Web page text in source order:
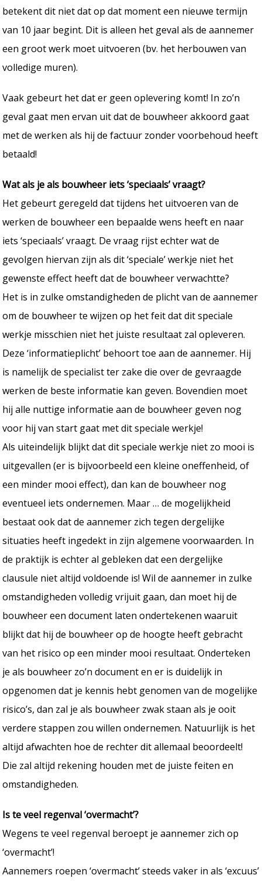
betekent dit niet dat op dat moment een nieuwe termijn
van 10 jaar begint. Dit is alleen het geval als de aannemer
een groot werk moet uitvoeren (bv. het herbouwen van
volledige muren).
Vaak gebeurt het dat er geen oplevering komt! In zo’n
geval gaat men ervan uit dat de bouwheer akkoord gaat
met de werken als hij de factuur zonder voorbehoud heeft
betaald!
Wat als je als bouwheer iets ‘speciaals’ vraagt?
Het gebeurt geregeld dat tijdens het uitvoeren van de
werken de bouwheer een bepaalde wens heeft en naar
iets ‘speciaals’ vraagt. De vraag rijst echter wat de
gevolgen hiervan zijn als dit ‘speciale’ werkje niet het
gewenste effect heeft dat de bouwheer verwachtte?
Het is in zulke omstandigheden de plicht van de aannemer
om de bouwheer te wijzen op het feit dat dit speciale
werkje misschien niet het juiste resultaat zal opleveren.
Deze ‘informatieplicht’ behoort toe aan de aannemer. Hij
is namelijk de specialist ter zake die over de gevraagde
werken de beste informatie kan geven. Bovendien moet
hij alle nuttige informatie aan de bouwheer geven nog
voor hij van start gaat met dit speciale werkje!
Als uiteindelijk blijkt dat dit speciale werkje niet zo mooi is
uitgevallen (er is bijvoorbeeld een kleine oneffenheid, of
een minder mooi effect), dan kan de bouwheer nog
eventueel iets ondernemen. Maar … de mogelijkheid
bestaat ook dat de aannemer zich tegen dergelijke
situaties heeft ingedekt in zijn algemene voorwaarden. In
de praktijk is echter al gebleken dat een dergelijke
clausule niet altijd voldoende is! Wil de aannemer in zulke
omstandigheden volledig vrijuit gaan, dan moet hij de
bouwheer een document laten ondertekenen waaruit
blijkt dat hij de bouwheer op de hoogte heeft gebracht
van het risico op een minder mooi resultaat. Onderteken
je als bouwheer zo’n document en er is duidelijk in
opgenomen dat je kennis hebt genomen van de mogelijke
risico’s, dan zal je als bouwheer zwak staan als je ooit
verdere stappen zou willen ondernemen. Natuurlijk is het
altijd afwachten hoe de rechter dit allemaal beoordeelt!
Die zal altijd rekening houden met de juiste feiten en
omstandigheden.
Is te veel regenval ‘overmacht’?
Wegens te veel regenval beroept je aannemer zich op
‘overmacht’!
Aannemers roepen ‘overmacht’ steeds vaker in als ‘excuus’